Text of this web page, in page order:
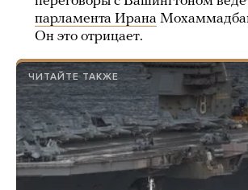
парламента Ирана
Он это отрицает.
ЧИТАЙТЕ ТАКЖЕ